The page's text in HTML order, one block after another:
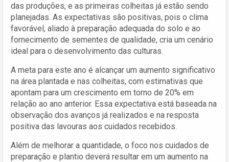
das produções, e as primeiras colheitas já estão sendo
planejadas. As expectativas são positivas, pois o clima
favorável, aliado à preparação adequada do solo e ao
fornecimento de sementes de qualidade, cria um cenário
ideal para o desenvolvimento das culturas.
A meta para este ano é alcançar um aumento significativo
na área plantada e nas colheitas, com estimativas que
apontam para um crescimento em torno de 20% em
relação ao ano anterior. Essa expectativa está baseada na
observação dos avanços já realizados e na resposta
positiva das lavouras aos cuidados recebidos.
Além de melhorar a quantidade, o foco nos cuidados de
preparação e plantio deverá resultar em um aumento na